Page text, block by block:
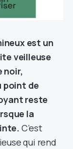
est un
veilleuse
noir,
point de
reste
la
C’est
qui rend